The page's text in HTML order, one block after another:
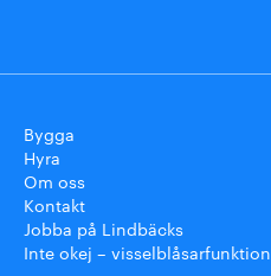
Bygga
Hyra
Om oss
Kontakt
Jobba på Lindbäcks
Inte okej – visselblåsarfunktion